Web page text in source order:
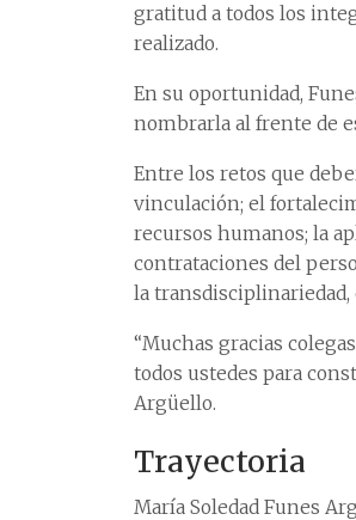
gratitud a todos los
realizado.
En su oportunidad,
nombrarla al frente de
Entre los retos que
vinculación; el
recursos humanos; la
contrataciones del
la transdisciplinariedad,
“Muchas gracias
todos ustedes para
Argüello.
Trayectoria
María Soledad Funes